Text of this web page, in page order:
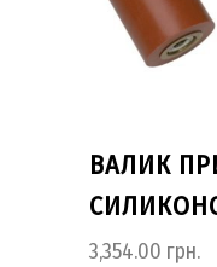
ВАЛИК
3,354.00 грн.